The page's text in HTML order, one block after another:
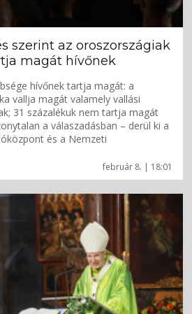
február 8. | 18:01
szerint az oroszországiak
magát hívőnek
hívőnek tartja magát: a
vallja magát valamely vallási
31 százalékuk nem tartja magát
a válaszadásban – derül ki a
és a Nemzeti